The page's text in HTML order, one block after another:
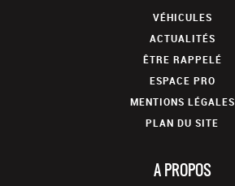
stationnement av : +1450.00VÉHICULES
ACTUALITÉS
ÊTRE RAPPELÉ
ESPACE PRO
MENTIONS LÉGALES
PLAN DU SITE
A PROPOS